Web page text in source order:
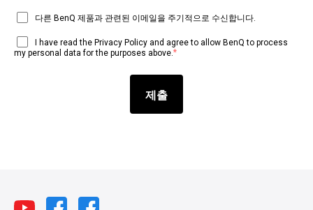
다른 BenQ 제품과 관련된 이메일을 주기적으로 수신합니다.
I have read the Privacy Policy and agree to allow BenQ to process
my personal data for the purposes above.*